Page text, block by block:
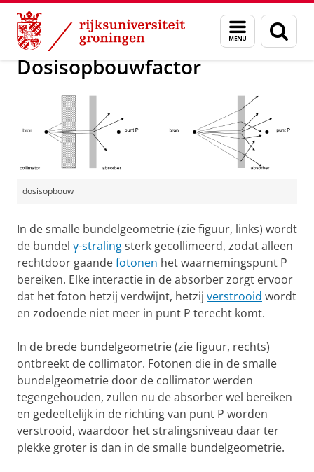
Skip
Content
Skip
Navigation
Menu
en
zoeken
Groningen Academy for Radiation Protection
Dosisopbouwfactor
dosisopbouw
In de smalle bundelgeometrie (zie figuur, links) wordt
de bundel γ-stralingsterk gecollimeerd, zodat alleen
rechtdoor gaandefotonen het waarnemingspunt P
bereiken. Elke interactie in de absorber zorgt ervoor
dat het foton hetzij verdwijnt, hetzij verstrooid wordt
en zodoende niet meer in punt P terecht komt.
In de brede bundelgeometrie (zie figuur, rechts)
ontbreekt de collimator. Fotonen die in de smalle
bundelgeometrie door de collimator werden
tegengehouden, zullen nu de absorber wel bereiken
en gedeeltelijk in de richting van punt P worden
verstrooid, waardoor het stralingsniveau daar ter
plekke groter is dan in de smalle bundelgeometrie.